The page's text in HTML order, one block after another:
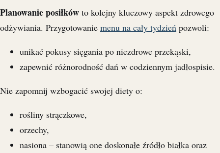
Planowanie posiłków to kolejny kluczowy aspekt zdrowego
odżywiania. Przygotowanie menu na cały tydzień pozwoli:
unikać pokusy sięgania po niezdrowe przekąski,
zapewnić różnorodność dań w codziennym jadłospisie.
Nie zapomnij wzbogacić swojej diety o:
rośliny strączkowe,
orzechy,
nasiona – stanowią one doskonałe źródło białka oraz